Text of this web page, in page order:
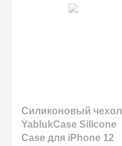
Силиконовый чехол
YablukCase Silicone
Case для iPhone 12